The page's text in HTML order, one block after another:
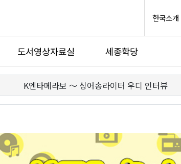
한국소개
도서영상자료실 세종학당
K엔타메라보 ～ 싱어송라이터 우디 인터뷰